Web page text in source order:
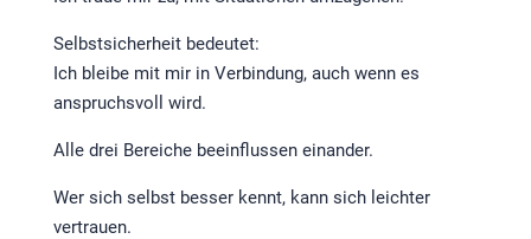
Selbstsicherheit bedeutet:
Ich bleibe mit mir in Verbindung, auch wenn es
anspruchsvoll wird.
Alle drei Bereiche beeinflussen einander.
Wer sich selbst besser kennt, kann sich leichter
vertrauen.